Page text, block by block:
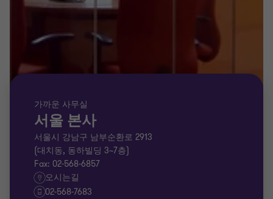
가까운 사무실
서울 본사
서울시 강남구 남부순환로 2913
(대치동, 동하빌딩 3~7층)
Fax: 02-568-6857
오시는길
02-568-7683